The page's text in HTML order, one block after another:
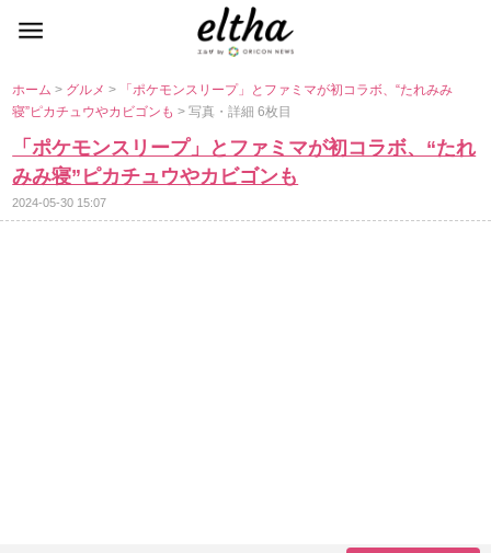
ホーム> グルメ>
「ポケモンスリープ」とファミマが初コラボ、“たれみみ
寝”ピカチュウやカビゴンも> 写真・詳細 6枚目
「ポケモンスリープ」とファミマが初コラボ、“たれ
みみ寝”ピカチュウやカビゴンも
2024-05-30 15:07